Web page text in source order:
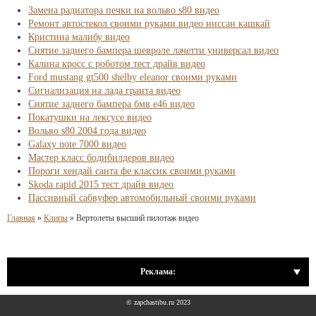
Замена радиатора печки на вольво s80 видео
Ремонт автостекол своими руками видео ниссан кашкай
Кристина малибу видео
Снятие заднего бампера шевроле лачетти универсал видео
Калина кросс с роботом тест драйв видео
Ford mustang gt500 shelby eleanor своими руками
Сигнализация на лада гранта видео
Снятие заднего бампера бмв е46 видео
Покатушки на лексусе видео
Вольво s80 2004 года видео
Galaxy note 7000 видео
Мастер класс бодибилдеров видео
Пороги хендай санта фе классик своими руками
Skoda rapid 2015 тест драйв видео
Пассивный сабвуфер автомобильный своими руками
Главная » Клипы » Вертолеты высший пилотаж видео
Реклама:
© zapchastibu.ru 2023